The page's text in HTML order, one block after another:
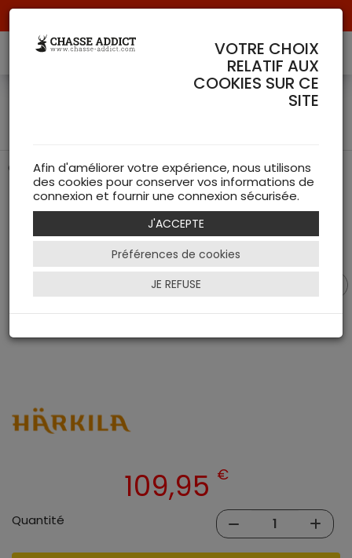
Casquette Mountain Hunter
Casquette de chasse de chez Härkila
109,95 €
Quantité
VOTRE CHOIX
RELATIF AUX
COOKIES SUR CE
SITE
Afin d'améliorer votre expérience, nous utilisons
des cookies pour conserver vos informations de
connexion et fournir une connexion sécurisée.
J'ACCEPTE
Préférences de cookies
JE REFUSE